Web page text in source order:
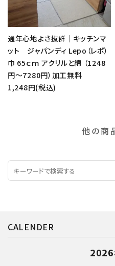
通年心地よさ抜群｜キッチンマ
ット ジャパンディ Lepo（レポ）
巾 65ｃｍ アクリルと綿 （1248
円～7280円）加工無料
1,248円(税込)
他の商
CALENDER